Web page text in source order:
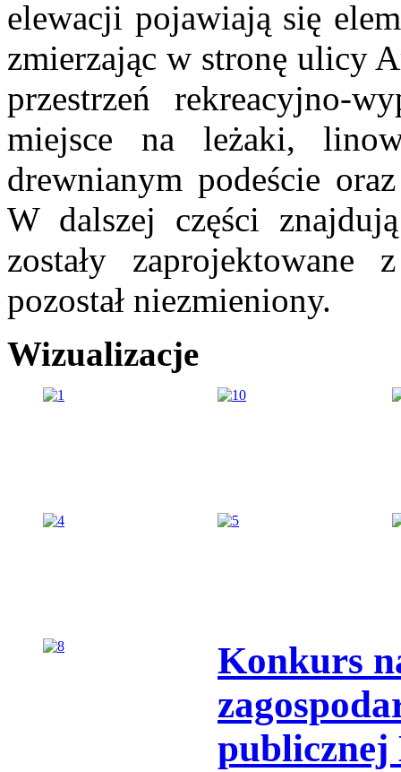
elewacji pojawiają się
zmierzając w stronę ulicy
przestrzeń rekreacyjno-
miejsce na leżaki,
drewnianym podeście
W dalszej części
zostały
pozostał niezmieniony.
Wizualizacje
Konkurs
publicznej